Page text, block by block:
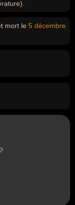
mort le 5 décembre